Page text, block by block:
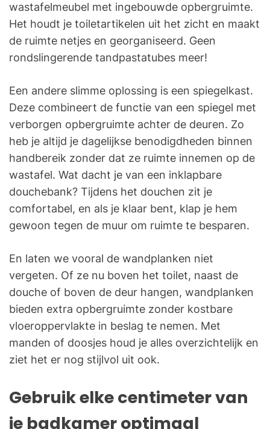
wastafelmeubel met ingebouwde opbergruimte.
Het houdt je toiletartikelen uit het zicht en maakt
de ruimte netjes en georganiseerd. Geen
rondslingerende tandpastatubes meer!
Een andere slimme oplossing is een spiegelkast.
Deze combineert de functie van een spiegel met
verborgen opbergruimte achter de deuren. Zo
heb je altijd je dagelijkse benodigdheden binnen
handbereik zonder dat ze ruimte innemen op de
wastafel. Wat dacht je van een inklapbare
douchebank? Tijdens het douchen zit je
comfortabel, en als je klaar bent, klap je hem
gewoon tegen de muur om ruimte te besparen.
En laten we vooral de wandplanken niet
vergeten. Of ze nu boven het toilet, naast de
douche of boven de deur hangen, wandplanken
bieden extra opbergruimte zonder kostbare
vloeroppervlakte in beslag te nemen. Met
manden of doosjes houd je alles overzichtelijk en
ziet het er nog stijlvol uit ook.
Gebruik elke centimeter van
je badkamer optimaal